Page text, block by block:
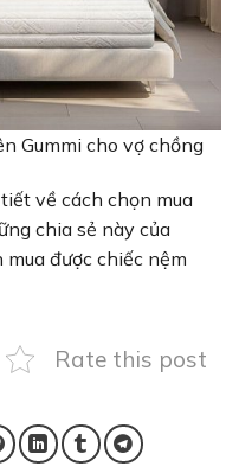
Gummi cho vợ chồng
về cách chọn mua
chia sẻ này của
được chiếc nệm
Rate this post